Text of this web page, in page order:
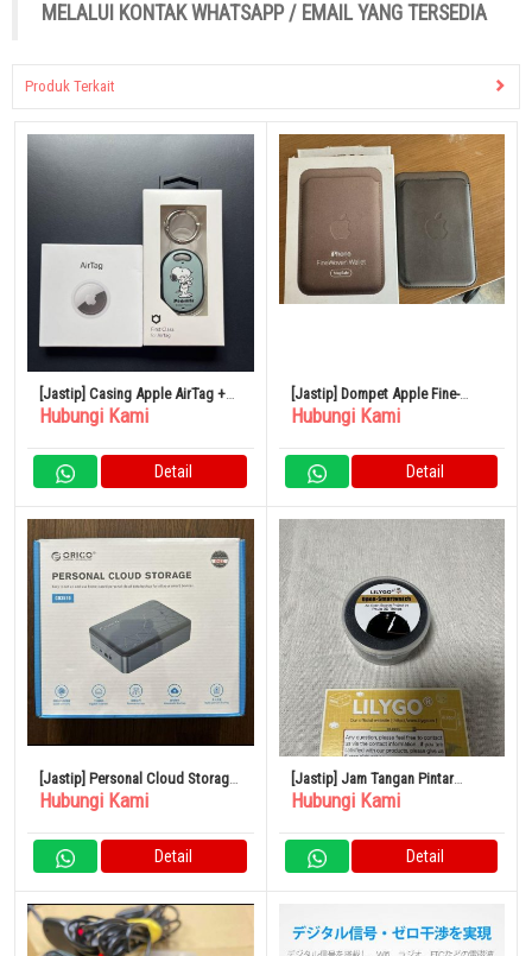
MELALUI KONTAK WHATSAPP / EMAIL YANG TERSEDIA
Produk Terkait
[Jastip] Casing Apple AirTag +
Hamee AirTag
Hubungi Kami
Detail
[Jastip] Dompet Apple Fine-
woven MagSafe With GPS
Hubungi Kami
Detail
[Jastip] Personal Cloud Storage
ORICO CD510
Hubungi Kami
Detail
[Jastip] Jam Tangan Pintar
LILYGO T-Open
Hubungi Kami
Detail